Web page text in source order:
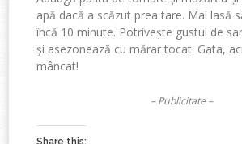
apă dacă a scăzut prea tare. Mai lasă s
încă 10 minute. Potrivește gustul de
și asezonează cu mărar tocat. Gata,
mâncat!
– Publicitate –
Share this: